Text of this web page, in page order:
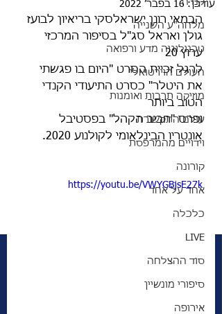
קנדה
מלחה"ע השנייה
טכנולוגיה מדע ורפואה
העולם הוירטואלי
מוזיקה תרבות ואומנות
עולם התקשורת
וידויים מהמרפסת
קורונה
אחד על אחד
כלכלה
LIVE
סוד ההצלחה
סיפורי מונשיין
אירופה
עודכן: 16 בפבר׳ 2022
הבמאי רונן ישראלסקי בריאיון לבועז
גולן ואראל סג"ל בסיפור המרכזי
ערוץ 20
לרגל זכיית הסרט "היום בו פגשתי
את היטלר" כסרט התיעודי הקנדי
הטוב ביותר
ופרס "חביב הקהל" בפסטיבל
אונטריו הבינלאומי לקולנוע 2020.
https://youtu.be/VWYGBjsE27k